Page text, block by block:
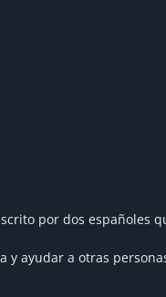
por dos
ayudar a otras